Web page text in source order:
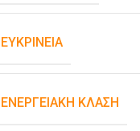
ΕΥΚΡΊΝΕΙΑ
ΕΝΕΡΓΕΙΑΚΉ ΚΛΆΣΗ